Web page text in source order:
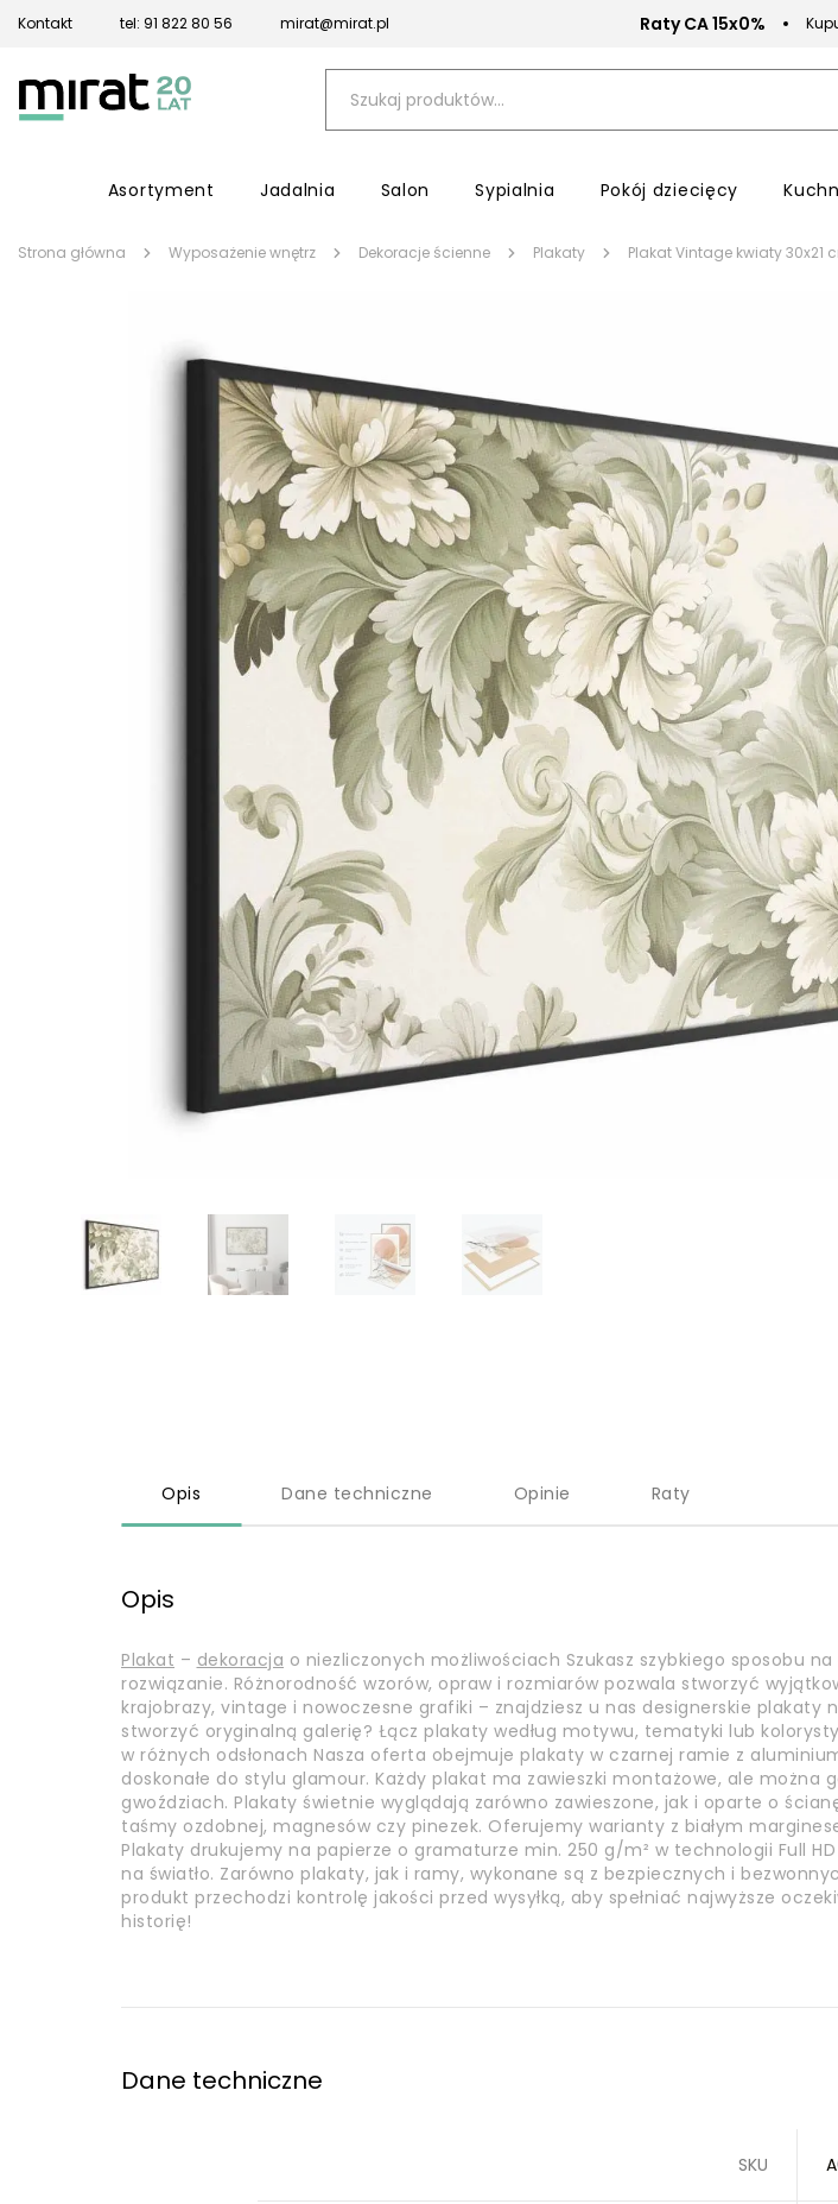
Kontakt tel: 91 822 80 56 mirat@mirat.pl Raty CA 15x0%
Asortyment Jadalnia Salon Sypialnia Pokój dziecięcy
Strona główna Wyposażenie wnętrz Dekoracje ścienne Plakaty Plakat Vintage kwiaty
Opis Dane techniczne Opinie Raty
Opis
Plakat – dekoracja o niezliczonych możliwościach Szukasz szybkiego sposobu
rozwiązanie. Różnorodność wzorów, opraw i rozmiarów pozwala stworzyć
krajobrazy, vintage i nowoczesne grafiki – znajdziesz u nas designerskie
stworzyć oryginalną galerię? Łącz plakaty według motywu, tematyki lub
w różnych odsłonach Nasza oferta obejmuje plakaty w czarnej ramie z
doskonałe do stylu glamour. Każdy plakat ma zawieszki montażowe, ale
gwoździach. Plakaty świetnie wyglądają zarówno zawieszone, jak i oparte o
taśmy ozdobnej, magnesów czy pinezek. Oferujemy warianty z białym
Plakaty drukujemy na papierze o gramaturze min. 250 g/m² w technologii Full
na światło. Zarówno plakaty, jak i ramy, wykonane są z bezpiecznych i
produkt przechodzi kontrolę jakości przed wysyłką, aby spełniać najwyższe
historię!
Dane techniczne
SKU